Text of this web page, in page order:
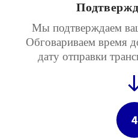
Мы подтверждаем
Обговариваем время
дату отправки
4